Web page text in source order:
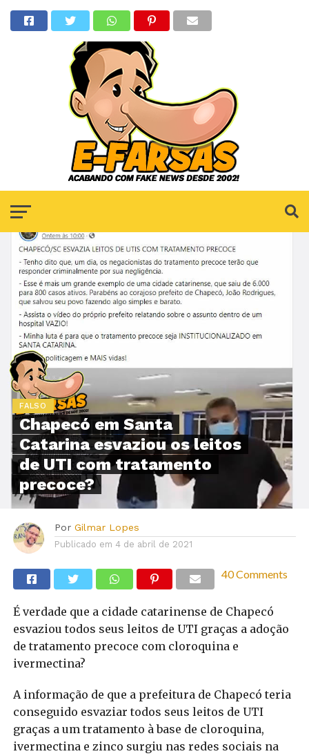
FALSO
Chapecó em Santa
Catarina esvaziou os leitos
de UTI com tratamento
precoce?
Por Gilmar Lopes
Publicado em 4 de abril de 2021
40 Comments
É verdade que a cidade catarinense de Chapecó
esvaziou todos seus leitos de UTI graças a adoção
de tratamento precoce com cloroquina e
ivermectina?
A informação de que a prefeitura de Chapecó teria
conseguido esvaziar todos seus leitos de UTI
graças a um tratamento à base de cloroquina,
ivermectina e zinco surgiu nas redes sociais na